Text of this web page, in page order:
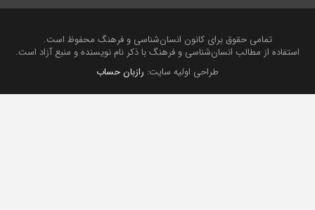
تمامی حقوق برای کانون انسان‌شناسی و فرهنگ محفوظ است.
استفاده از مطالب انسان‌شناسی و فرهنگ با ذکر نام نویسنده و منبع آزاد است.
طراحی اولیه سایت:رازبان حساب